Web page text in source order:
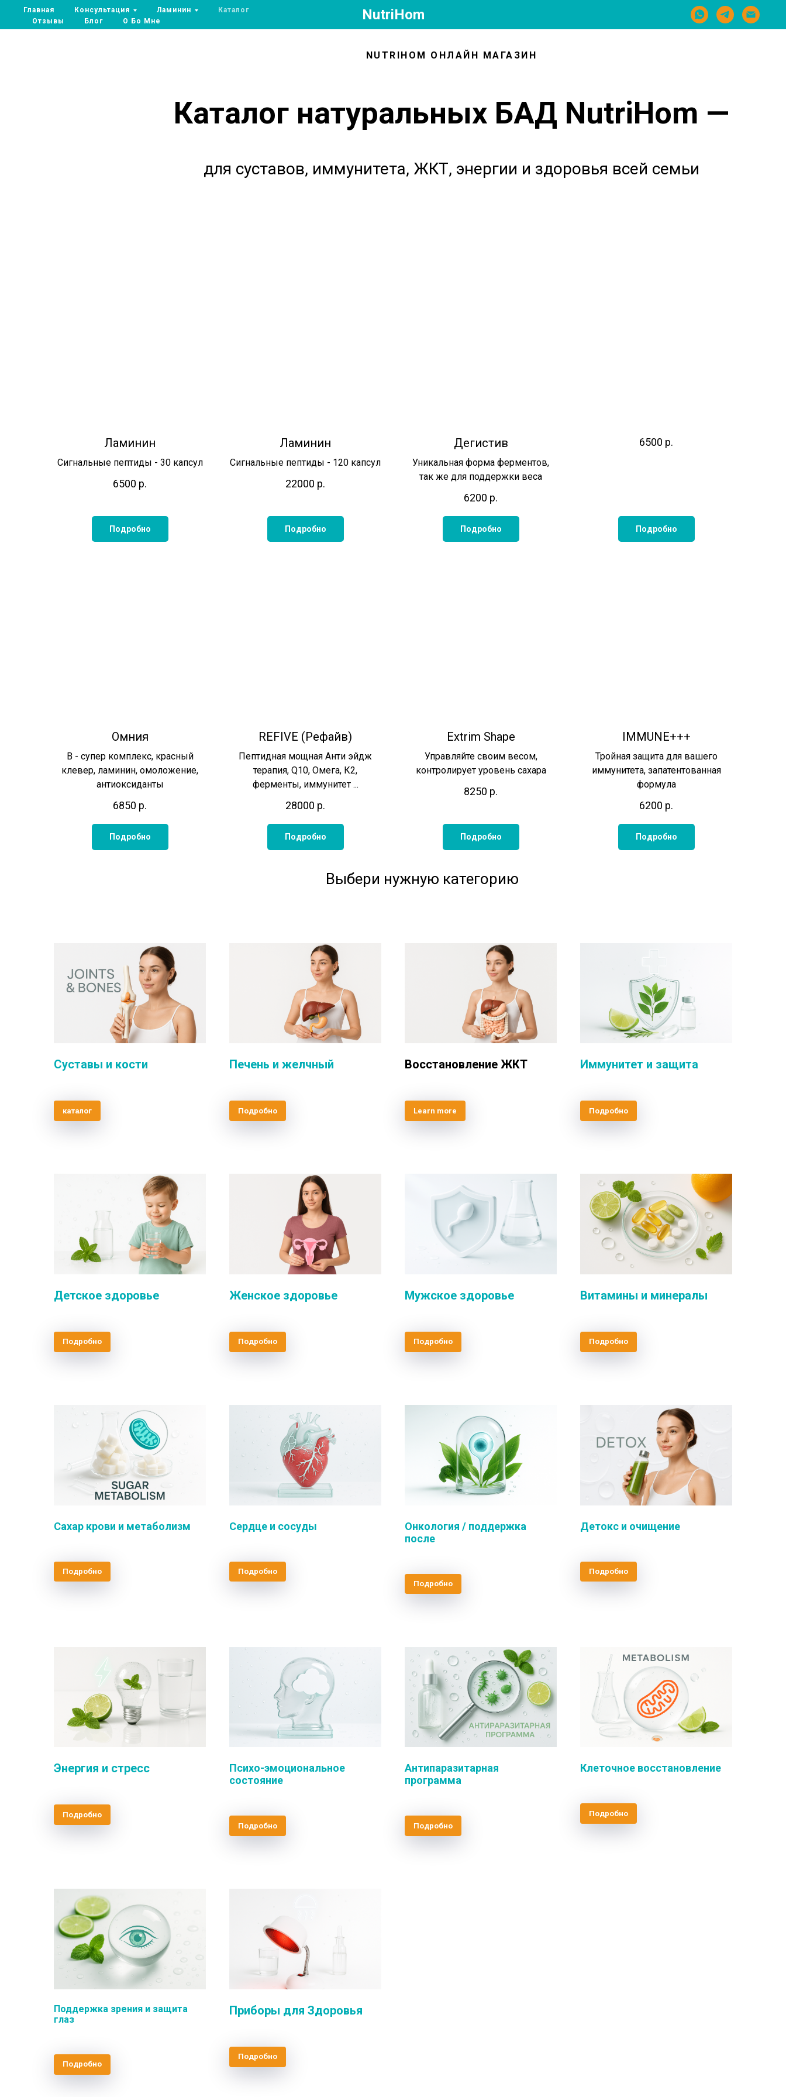
NutriHom
Главная Консультация Ламинин
Каталог
Отзывы
Блог О Бо Мне
NUTRIHOM ОНЛАЙН МАГАЗИН
Каталог натуральных БАД NutriHom —
для суставов, иммунитета, ЖКТ, энергии и здоровья всей семьи
Ламинин
Сигнальные пептиды - 30 капсул
6500 р.
Подробно
Ламинин
Сигнальные пептиды - 120 капсул
22000 р.
Подробно
Дегистив
Уникальная форма ферментов,
так же для поддержки веса
6200 р.
Подробно
6500 р.
Подробно
Омния
В - супер комплекс, красный
клевер, ламинин, омоложение,
антиоксиданты
6850 р.
Подробно
REFIVE (Рефайв)
Пептидная мощная Анти эйдж
терапия, Q10, Омега, К2,
ферменты, иммунитет ...
28000 р.
Подробно
Extrim Shape
Управляйте своим весом,
контролирует уровень сахара
8250 р.
Подробно
IMMUNE+++
Тройная защита для вашего
иммунитета, запатентованная
формула
6200 р.
Подробно
Выбери нужную категорию
Суставы и кости
каталог
Печень и желчный
Подробно
Восстановление ЖКТ
Learn more
Иммунитет и защита
Подробно
Детское здоровье
Подробно
Женское здоровье
Подробно
Мужское здоровье
Подробно
Витамины и минералы
Подробно
Сахар крови и метаболизм
Подробно
Сердце и сосуды
Подробно
Онкология / поддержка
после
Подробно
Детокс и очищение
Подробно
Энергия и стресс
Подробно
Психо-эмоциональное
состояние
Подробно
Антипаразитарная
программа
Подробно
Клеточное восстановление
Подробно
Поддержка зрения и защита
глаз
Подробно
Приборы для Здоровья
Подробно